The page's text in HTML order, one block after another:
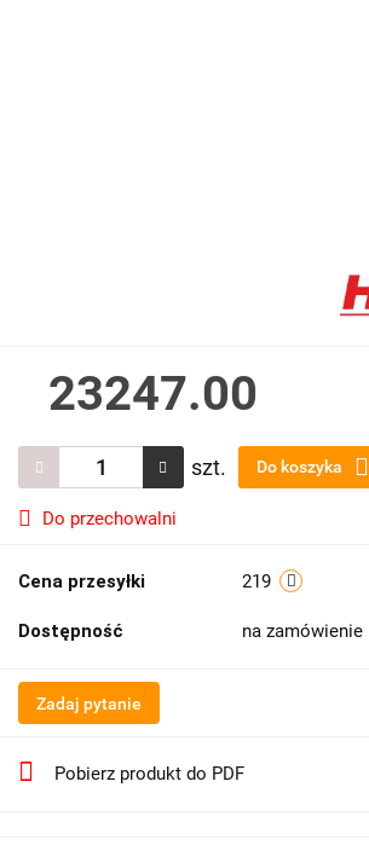
23247.00
szt. Do koszyka
Do przechowalni
Cena przesyłki 219
Dostępność na zamówienie
Zadaj pytanie
Pobierz produkt do PDF